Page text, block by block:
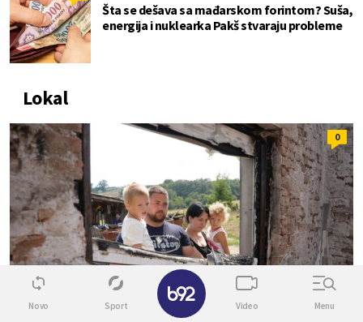
Šta se dešava sa mađarskom forintom? Suša,
energija i nuklearka Pakš stvaraju probleme
Lokal
0
Novo Sport Video Menu
✕